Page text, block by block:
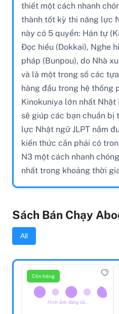
thiết một cách nhanh
thành tốt kỳ thi năng lực
này có 5 quyển: Hán tự
Đọc hiểu (Dokkai), Nghe
pháp (Bunpou), do Nhà
và là một trong số các
hàng đầu trong hệ thống
Kinokuniya lớn nhất Nhật
sẽ giúp các bạn chuẩn bị
lực Nhật ngữ JLPT nắm
kiến thức cần phải có
N3 một cách nhanh
nhất trong khoảng thời
Sách Bán Chạy
All
Còn hàng